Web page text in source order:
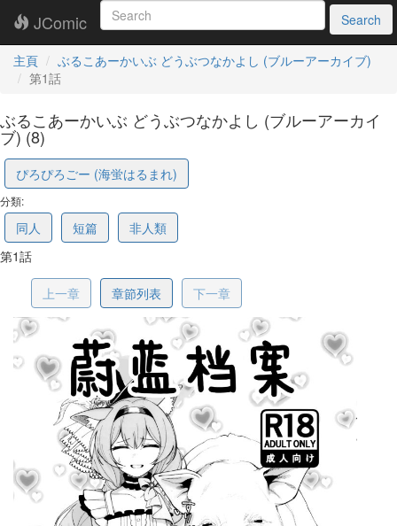
JComic Search
主頁
ぶるこあーかいぶ どうぶつなかよし (ブルーアーカイブ)
第1話
ぶるこあーかいぶ どうぶつなかよし (ブルーアーカイ
ブ) (8)
ぴろぴろごー (海蛍はるまれ)
分類:
同人 短篇
非人類
第1話
上一章 章節列表 下一章